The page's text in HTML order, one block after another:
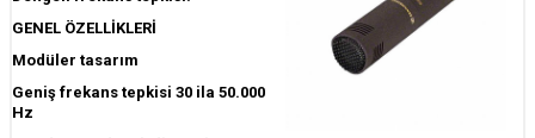
GENEL ÖZELLİKLERİ
Modüler tasarım
Geniş frekans tepkisi 30 ila 50.000
Hz